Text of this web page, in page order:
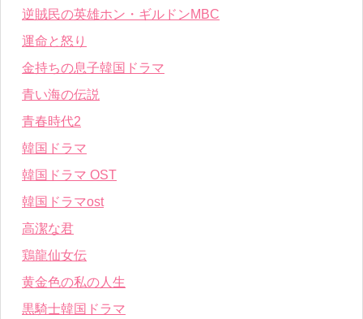
逆賊民の英雄ホン・ギルドンMBC
運命と怒り
金持ちの息子韓国ドラマ
青い海の伝説
青春時代2
韓国ドラマ
韓国ドラマ OST
韓国ドラマost
高潔な君
鶏龍仙女伝
黄金色の私の人生
黒騎士韓国ドラマ